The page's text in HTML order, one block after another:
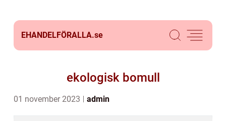
EHANDELFÖRALLA.se
ekologisk bomull
01 november 2023 admin